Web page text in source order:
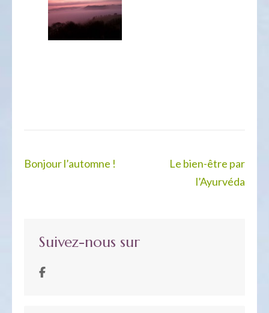
Navigation
Bonjour l’automne !
Le bien-être par
l’Ayurvéda
Suivez-nous sur